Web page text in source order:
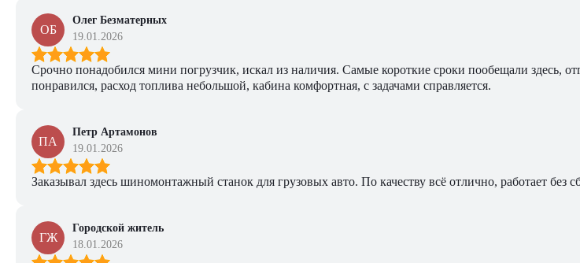
ОБ
Олег Безматерных
19.01.2026
Срочно понадобился мини погрузчик, искал из наличия. Самые короткие сроки пообещали здесь,
понравился, расход топлива небольшой, кабина комфортная, с задачами справляется.
ПА
Петр Артамонов
19.01.2026
Заказывал здесь шиномонтажный станок для грузовых авто. По качеству всё отлично, работает без
ГЖ
Городской житель
18.01.2026